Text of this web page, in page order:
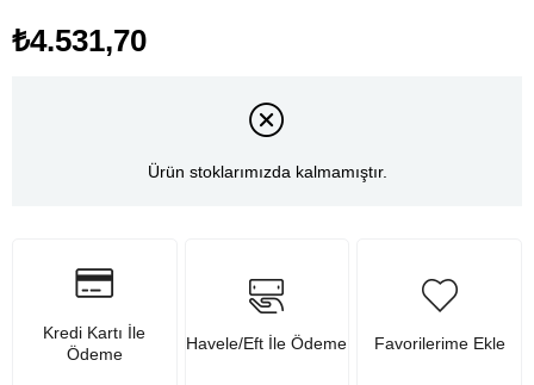
₺4.531,70
Ürün stoklarımızda kalmamıştır.
Kredi Kartı İle
Ödeme
Havele/Eft İle Ödeme Favorilerime Ekle